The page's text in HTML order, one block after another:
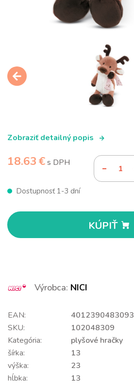
Zobraziť detailný popis
18.63 €s DPH
Dostupnosť 1-3 dní
KÚPIŤ
Výrobca: NICI
EAN:
4012390483093
SKU:
102048309
Kategória:
plyšové hračky
šírka:
13
výška:
23
hĺbka:
13